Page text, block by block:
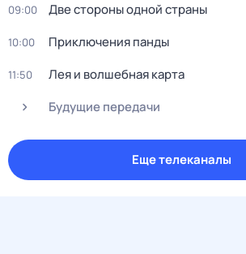
09:00 Две стороны одной страны
10:00 Приключения панды
11:50
Лея и волшебная каpтa
Будущие передачи
Еще телеканалы